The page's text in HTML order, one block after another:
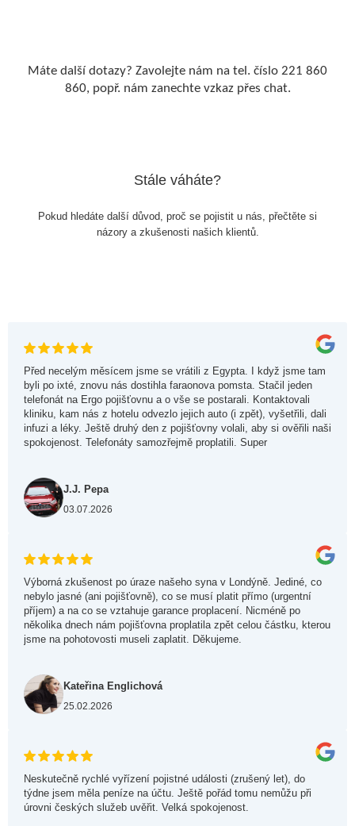
Máte další dotazy? Zavolejte nám na tel. číslo 221 860
860, popř. nám zanechte vzkaz přes chat.
Stále váháte?
Pokud hledáte další důvod, proč se pojistit u nás, přečtěte si
názory a zkušenosti našich klientů.
Před necelým měsícem jsme se vrátili z Egypta. I když jsme tam
byli po ixté, znovu nás dostihla faraonova pomsta. Stačil jeden
telefonát na Ergo pojišťovnu a o vše se postarali. Kontaktovali
kliniku, kam nás z hotelu odvezlo jejich auto (i zpět), vyšetřili, dali
infuzi a léky. Ještě druhý den z pojišťovny volali, aby si ověřili naši
spokojenost. Telefonáty samozřejmě proplatili. Super
J.J. Pepa
03.07.2026
Výborná zkušenost po úraze našeho syna v Londýně. Jediné, co
nebylo jasné (ani pojišťovně), co se musí platit přímo (urgentní
příjem) a na co se vztahuje garance proplacení. Nicméně po
několika dnech nám pojišťovna proplatila zpět celou částku, kterou
jsme na pohotovosti museli zaplatit. Děkujeme.
Kateřina Englichová
25.02.2026
Neskutečně rychlé vyřízení pojistné události (zrušený let), do
týdne jsem měla peníze na účtu. Ještě pořád tomu nemůžu při
úrovni českých služeb uvěřit. Velká spokojenost.